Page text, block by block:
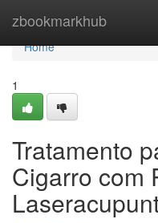
zbookmarkhub
Home
Home
1
Tratamento
Cigarro com